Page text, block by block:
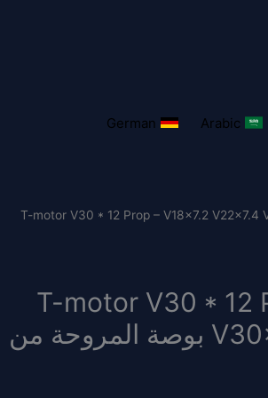
Arabic
German
/ T-motor V30 * 12 Prop – V18x7.2
T-motor V30 * 12
V30x12 V32x12.8 V34x13.6 V40x16 بوصة المروحة من